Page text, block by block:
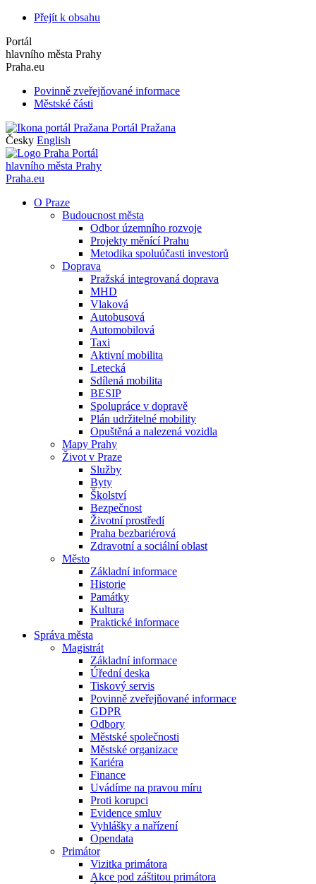
Přejít k obsahu
Portál
hlavního města Prahy
Praha.eu
Povinně zveřejňované informace
Městské části
Portál Pražana
Česky English
Portál
hlavního města Prahy
Praha.eu
O Praze
Budoucnost města
Odbor územního rozvoje
Projekty měnící Prahu
Metodika spoluúčasti investorů
Doprava
Pražská integrovaná doprava
MHD
Vlaková
Autobusová
Automobilová
Taxi
Aktivní mobilita
Letecká
Sdílená mobilita
BESIP
Spolupráce v dopravě
Plán udržitelné mobility
Opuštěná a nalezená vozidla
Mapy Prahy
Život v Praze
Služby
Byty
Školství
Bezpečnost
Životní prostředí
Praha bezbariérová
Zdravotní a sociální oblast
Město
Základní informace
Historie
Památky
Kultura
Praktické informace
Správa města
Magistrát
Základní informace
Úřední deska
Tiskový servis
Povinně zveřejňované informace
GDPR
Odbory
Městské společnosti
Městské organizace
Kariéra
Finance
Uvádíme na pravou míru
Proti korupci
Evidence smluv
Vyhlášky a nařízení
Opendata
Primátor
Vizitka primátora
Akce pod záštitou primátora